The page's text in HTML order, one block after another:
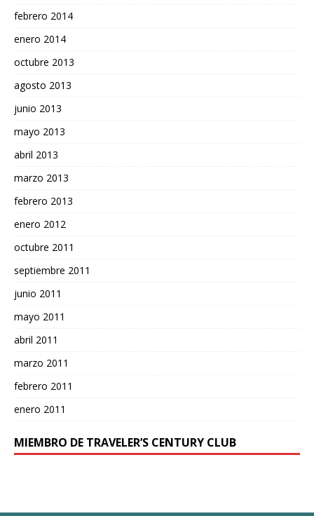
febrero 2014
enero 2014
octubre 2013
agosto 2013
junio 2013
mayo 2013
abril 2013
marzo 2013
febrero 2013
enero 2012
octubre 2011
septiembre 2011
junio 2011
mayo 2011
abril 2011
marzo 2011
febrero 2011
enero 2011
MIEMBRO DE TRAVELER’S CENTURY CLUB